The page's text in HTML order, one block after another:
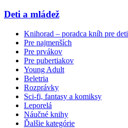
Deti a mládež
Knihorad – poradca kníh pre deti
Pre najmenších
Pre prvákov
Pre pubertiakov
Young Adult
Beletria
Rozprávky
Sci-fi, fantasy a komiksy
Leporelá
Náučné knihy
Ďalšie kategórie